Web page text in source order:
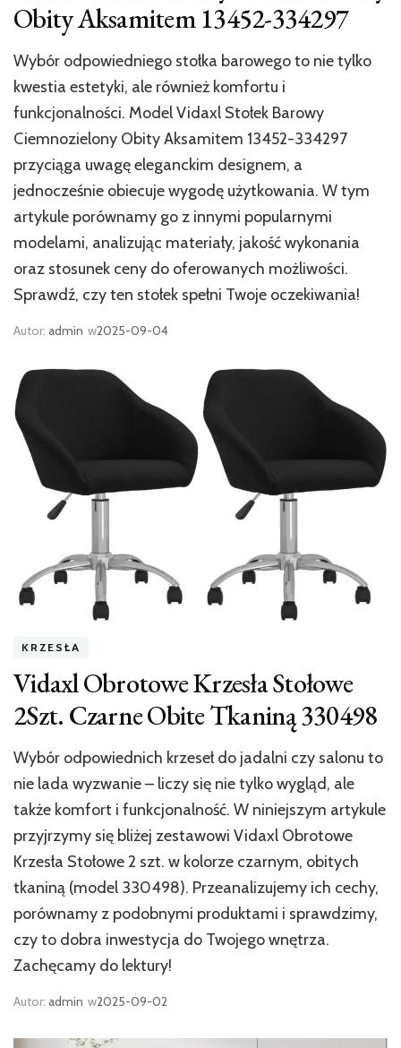
Obity Aksamitem 13452-334297
Wybór odpowiedniego stołka barowego to nie tylko
kwestia estetyki, ale również komfortu i
funkcjonalności. Model Vidaxl Stołek Barowy
Ciemnozielony Obity Aksamitem 13452-334297
przyciąga uwagę eleganckim designem, a
jednocześnie obiecuje wygodę użytkowania. W tym
artykule porównamy go z innymi popularnymi
modelami, analizując materiały, jakość wykonania
oraz stosunek ceny do oferowanych możliwości.
Sprawdź, czy ten stołek spełni Twoje oczekiwania!
Autor: admin w2025-09-04
KRZESŁA
Vidaxl Obrotowe Krzesła Stołowe
2Szt. Czarne Obite Tkaniną 330498
Wybór odpowiednich krzeseł do jadalni czy salonu to
nie lada wyzwanie – liczy się nie tylko wygląd, ale
także komfort i funkcjonalność. W niniejszym artykule
przyjrzymy się bliżej zestawowi Vidaxl Obrotowe
Krzesła Stołowe 2 szt. w kolorze czarnym, obitych
tkaniną (model 330498). Przeanalizujemy ich cechy,
porównamy z podobnymi produktami i sprawdzimy,
czy to dobra inwestycja do Twojego wnętrza.
Zachęcamy do lektury!
Autor: admin w2025-09-02